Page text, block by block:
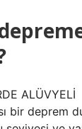
ALÜVYELİ
bir deprem